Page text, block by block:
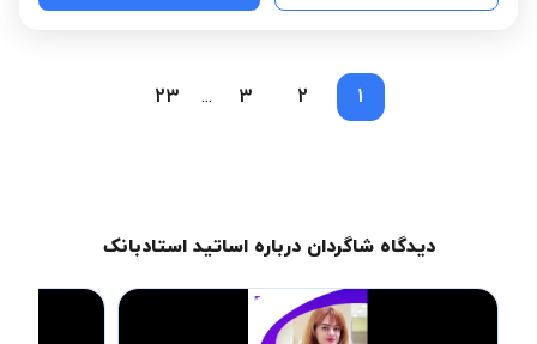
1
2
3
...
23
دیدگاه شاگردان درباره اساتید استادبانک